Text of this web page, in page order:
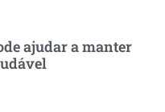
ajudar a manter